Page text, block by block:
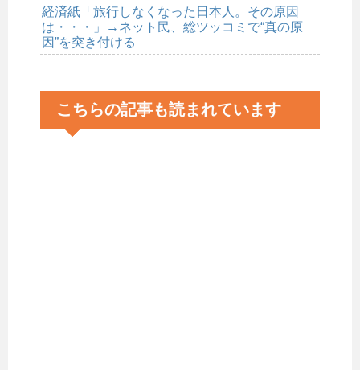
経済紙「旅行しなくなった日本人。その原因
は・・・」→ネット民、総ツッコミで“真の原
因”を突き付ける
こちらの記事も読まれています